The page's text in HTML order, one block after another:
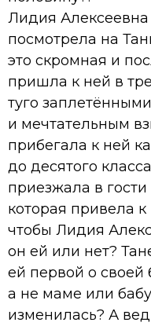
Лидия
посмотрела на
это скромная и
пришла к ней в
туго
и мечтательным
прибегала к ней
до десятого
приезжала в гости
которая привела
чтобы Лидия
он ей или нет?
ей первой о своей
а не маме или
изменилась? А